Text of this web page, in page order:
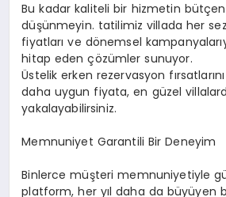
Bu kadar kaliteli bir hizmetin
düşünmeyin. tatilimiz villada her
fiyatları ve dönemsel
hitap eden çözümler sunuyor.
Üstelik erken rezervasyon
daha uygun fiyata, en güzel
yakalayabilirsiniz.
Memnuniyet Garantili Bir Deneyim
Binlerce müşteri memnuniyetiyle
platform, her yıl daha da büyüyen